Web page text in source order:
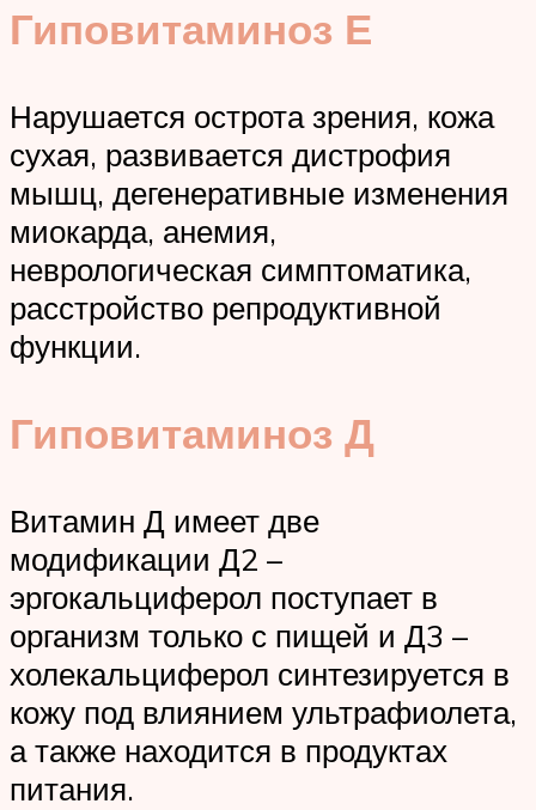
Гиповитаминоз Е
Нарушается острота зрения, кожа
сухая, развивается дистрофия
мышц, дегенеративные изменения
миокарда, анемия,
неврологическая симптоматика,
расстройство репродуктивной
функции.
Гиповитаминоз Д
Витамин Д имеет две
модификации Д2 –
эргокальциферол поступает в
организм только с пищей и Д3 –
холекальциферол синтезируется в
кожу под влиянием ультрафиолета,
а также находится в продуктах
питания.